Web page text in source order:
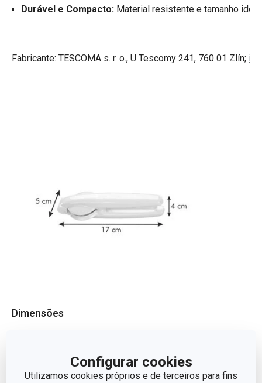
Configurar cookies
Utilizamos cookies próprios e de terceiros para fins
Durável e Compacto: Material resistente e tamanho
Fabricante: TESCOMA s. r. o., U Tescomy 241, 760 01 Zlín;
Dimensões
LARGURA (CM) 5